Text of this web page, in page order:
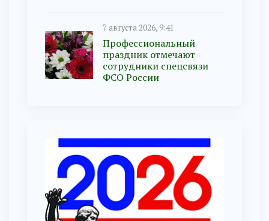
7 августа 2026, 9:41
Профессиональный
праздник отмечают
сотрудники спецсвязи
ФСО России